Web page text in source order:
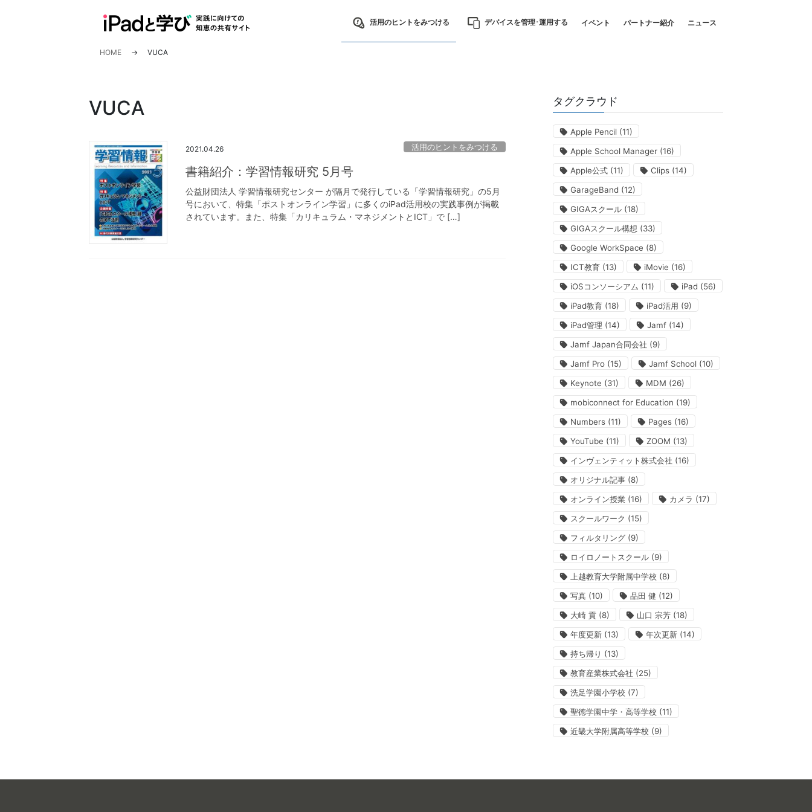
活用のヒントをみつける デバイスを管理･運用する イベント パートナー紹介 ニュース
HOME VUCA
VUCA
2021.04.26 活用のヒントをみつける
書籍紹介：学習情報研究 5月号
公益財団法人 学習情報研究センター が隔月で発行している「学習情報研究」の5月
号において、特集「ポストオンライン学習」に多くのiPad活用校の実践事例が掲載
されています。また、特集「カリキュラム・マネジメントとICT」で […]
タグクラウド
Apple Pencil (11)
Apple School Manager (16)
Apple公式 (11) Clips (14)
GarageBand (12)
GIGAスクール (18)
GIGAスクール構想 (33)
Google WorkSpace (8)
ICT教育 (13) iMovie (16)
iOSコンソーシアム (11) iPad (56)
iPad教育 (18) iPad活用 (9)
iPad管理 (14) Jamf (14)
Jamf Japan合同会社 (9)
Jamf Pro (15) Jamf School (10)
Keynote (31) MDM (26)
mobiconnect for Education (19)
Numbers (11) Pages (16)
YouTube (11) ZOOM (13)
インヴェンティット株式会社 (16)
オリジナル記事 (8)
オンライン授業 (16) カメラ (17)
スクールワーク (15)
フィルタリング (9)
ロイロノートスクール (9)
上越教育大学附属中学校 (8)
写真 (10) 品田 健 (12)
大崎 貢 (8) 山口 宗芳 (18)
年度更新 (13) 年次更新 (14)
持ち帰り (13)
教育産業株式会社 (25)
洗足学園小学校 (7)
聖徳学園中学・高等学校 (11)
近畿大学附属高等学校 (9)